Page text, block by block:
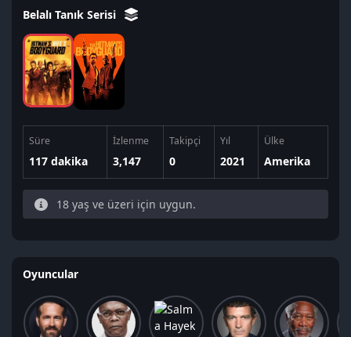
Belalı Tanık Serisi
Süre
117 dakika
İzlenme
3,147
Takipçi
0
Yıl
2021
Ülke
Amerika
18 yaş ve üzeri için uygun.
Oyuncular